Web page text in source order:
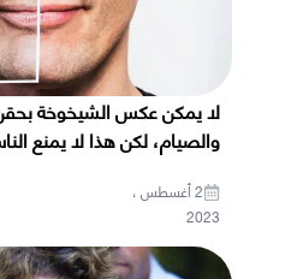
لا يمكن عكس الشيخوخة
والصيام، لكن هذا لا يمنع
2 أغسطس ،
2023